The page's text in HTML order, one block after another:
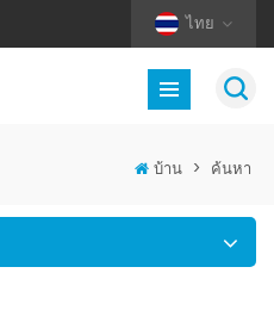
ไทย
บ้าน > ค้นหา